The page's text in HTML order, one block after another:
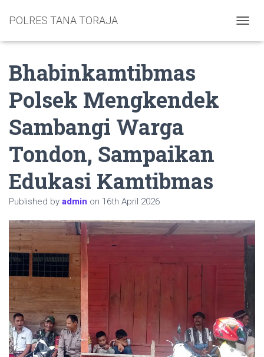
POLRES TANA TORAJA
Bhabinkamtibmas
Polsek Mengkendek
Sambangi Warga
Tondon, Sampaikan
Edukasi Kamtibmas
Published by admin on 16th April 2026